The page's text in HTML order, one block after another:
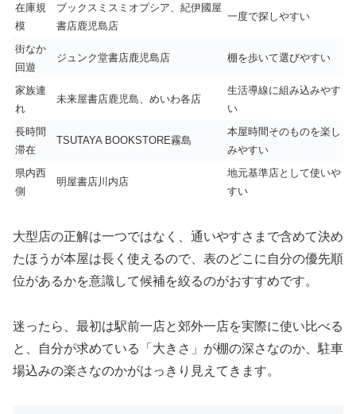
在庫規
模
ブックスミスミオプシア、紀伊國屋
書店鹿児島店
一度で探しやすい
街なか
回遊
ジュンク堂書店鹿児島店 棚を歩いて選びやすい
家族連
れ
未来屋書店鹿児島、めいわ各店
生活導線に組み込みやす
い
長時間
滞在
TSUTAYA BOOKSTORE霧島
本屋時間そのものを楽し
みやすい
県内西
側
明屋書店川内店
地元基準店として使いや
すい
大型店の正解は一つではなく、通いやすさまで含めて決め
たほうが本屋は長く使えるので、表のどこに自分の優先順
位があるかを意識して候補を絞るのがおすすめです。
迷ったら、最初は駅前一店と郊外一店を実際に使い比べる
と、自分が求めている「大きさ」が棚の深さなのか、駐車
場込みの楽さなのかがはっきり見えてきます。